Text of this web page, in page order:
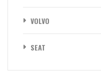
VOLVO
SEAT